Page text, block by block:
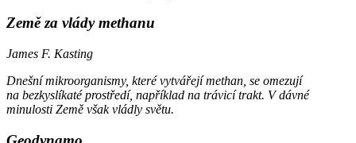
Země za vlády methanu
James F. Kasting
Dnešní mikroorganismy, které vytvářejí methan, se omezují
na bezkyslíkaté prostředí, například na trávicí trakt. V dávné
minulosti Země však vládly světu.